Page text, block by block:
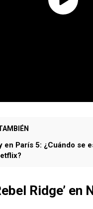
en París 5: ¿Cuándo se
Ridge’ en